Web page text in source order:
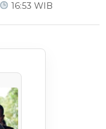
16:53 WIB